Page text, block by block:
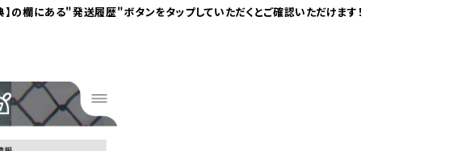
】の欄にある"発送履歴"ボタンをタップしていただくとご確認いただけます！